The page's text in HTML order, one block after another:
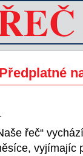
Předplatné
řeč“
vyjímajíc